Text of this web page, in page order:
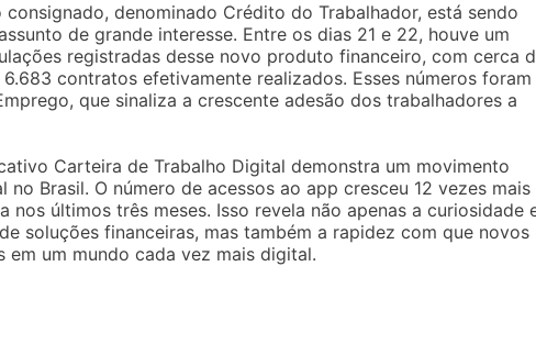
denominado Crédito do Trabalhador, está sendo
de grande interesse. Entre os dias 21 e 22, houve um
registradas desse novo produto financeiro, com cerca
contratos efetivamente realizados. Esses números foram
que sinaliza a crescente adesão dos trabalhadores a
Carteira de Trabalho Digital demonstra um movimento
Brasil. O número de acessos ao app cresceu 12 vezes mais
nos últimos três meses. Isso revela não apenas a curiosidade
soluções financeiras, mas também a rapidez com que novos
um mundo cada vez mais digital.